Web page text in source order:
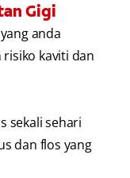
Gigi
anda
kaviti dan
sekali sehari
dan flos yang